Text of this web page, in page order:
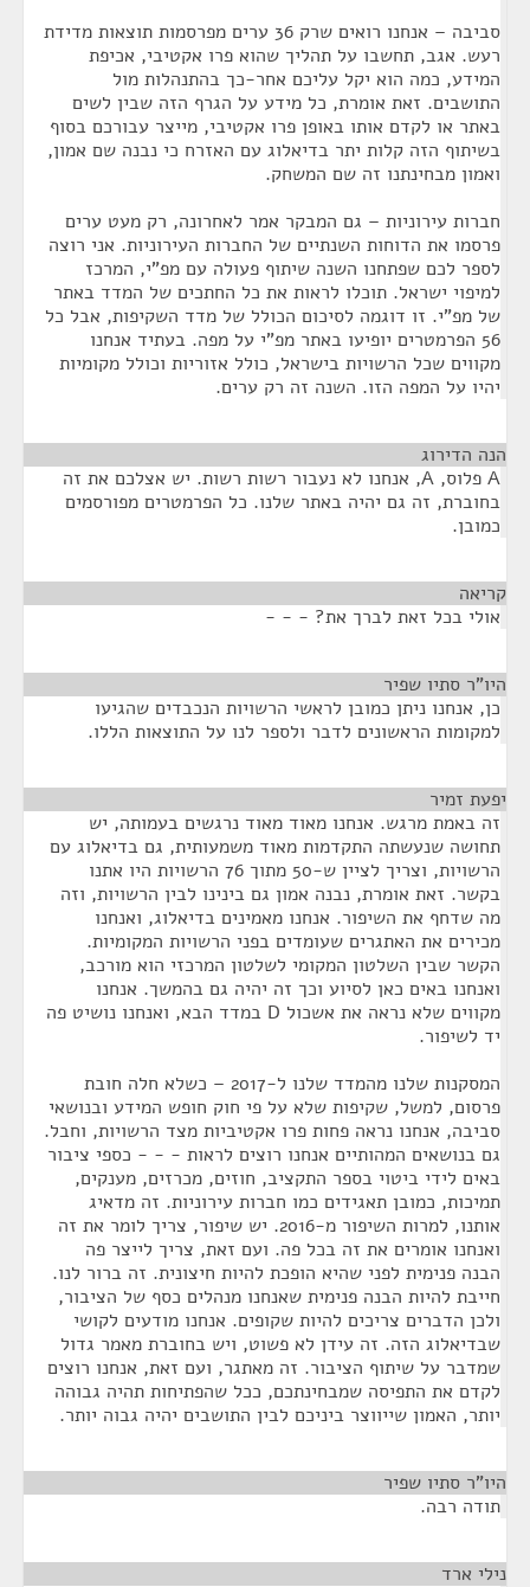
סביבה – אנחנו רואים שרק 36 ערים מפרסמות תוצאות מדידת
רעש. אגב, תחשבו על תהליך שהוא פרו אקטיבי, אכיפת
המידע, כמה הוא יקל עליכם אחר-כך בהתנהלות מול
התושבים. זאת אומרת, כל מידע על הגרף הזה שבין לשים
באתר או לקדם אותו באופן פרו אקטיבי, מייצר עבורכם בסוף
בשיתוף הזה קלות יתר בדיאלוג עם האזרח כי נבנה שם אמון,
ואמון מבחינתנו זה שם המשחק.
חברות עירוניות – גם המבקר אמר לאחרונה, רק מעט ערים
פרסמו את הדוחות השנתיים של החברות העירוניות. אני רוצה
לספר לכם שפתחנו השנה שיתוף פעולה עם מפ"י, המרכז
למיפוי ישראל. תוכלו לראות את כל החתכים של המדד באתר
של מפ"י. זו דוגמה לסיכום הכולל של מדד השקיפות, אבל כל
56 הפרמטרים יופיעו באתר מפ"י על מפה. בעתיד אנחנו
מקווים שכל הרשויות בישראל, כולל אזוריות וכולל מקומיות
יהיו על המפה הזו. השנה זה רק ערים.
הנה הדירוג
A פלוס, A, אנחנו לא נעבור רשות רשות. יש אצלכם את זה
בחוברת, זה גם יהיה באתר שלנו. כל הפרמטרים מפורסמים
כמובן.
קריאה
אולי בכל זאת לברך את? - - -
היו"ר סתיו שפיר
כן, אנחנו ניתן כמובן לראשי הרשויות הנכבדים שהגיעו
למקומות הראשונים לדבר ולספר לנו על התוצאות הללו.
יפעת זמיר
זה באמת מרגש. אנחנו מאוד מאוד נרגשים בעמותה, יש
תחושה שנעשתה התקדמות מאוד משמעותית, גם בדיאלוג עם
הרשויות, וצריך לציין ש-50 מתוך 76 הרשויות היו אתנו
בקשר. זאת אומרת, נבנה אמון גם בינינו לבין הרשויות, וזה
מה שדחף את השיפור. אנחנו מאמינים בדיאלוג, ואנחנו
מכירים את האתגרים שעומדים בפני הרשויות המקומיות.
הקשר שבין השלטון המקומי לשלטון המרכזי הוא מורכב,
ואנחנו באים כאן לסיוע וכך זה יהיה גם בהמשך. אנחנו
מקווים שלא נראה את אשכול D במדד הבא, ואנחנו נושיט פה
יד לשיפור.
המסקנות שלנו מהמדד שלנו ל-2017 – כשלא חלה חובת
פרסום, למשל, שקיפות שלא על פי חוק חופש המידע ובנושאי
סביבה, אנחנו נראה פחות פרו אקטיביות מצד הרשויות, וחבל.
גם בנושאים המהותיים אנחנו רוצים לראות - - - כספי ציבור
באים לידי ביטוי בספר התקציב, חוזים, מכרזים, מענקים,
תמיכות, כמובן תאגידים כמו חברות עירוניות. זה מדאיג
אותנו, למרות השיפור מ-2016. יש שיפור, צריך לומר את זה
ואנחנו אומרים את זה בכל פה. ועם זאת, צריך לייצר פה
הבנה פנימית לפני שהיא הופכת להיות חיצונית. זה ברור לנו.
חייבת להיות הבנה פנימית שאנחנו מנהלים כסף של הציבור,
ולכן הדברים צריכים להיות שקופים. אנחנו מודעים לקושי
שבדיאלוג הזה. זה עידן לא פשוט, ויש בחוברת מאמר גדול
שמדבר על שיתוף הציבור. זה מאתגר, ועם זאת, אנחנו רוצים
לקדם את התפיסה שמבחינתכם, ככל שהפתיחות תהיה גבוהה
יותר, האמון שייווצר ביניכם לבין התושבים יהיה גבוה יותר.
היו"ר סתיו שפיר
תודה רבה.
נילי ארד